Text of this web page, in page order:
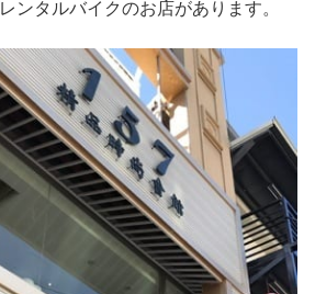
ンタルバイクのお店があります。